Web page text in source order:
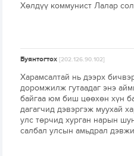
Хөлдүү коммунист Лалар
Буянтогтох[202.126.90.102]
Харамсалтай нь дээрх
доромжилж гутаадаг энэ
байгаа юм биш цөөхөн хүн
дагагчид дэвэргэж муухай
улс төрчид хурган нарын
салбал улсын амьдрал